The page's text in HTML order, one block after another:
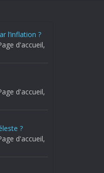
l’inflation ?
d'accueil,
d'accueil,
?
d'accueil,